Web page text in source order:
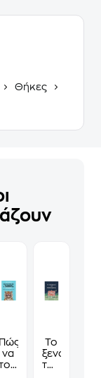
Θήκες
Πώς
να
Το
ξενοδοχείο
των